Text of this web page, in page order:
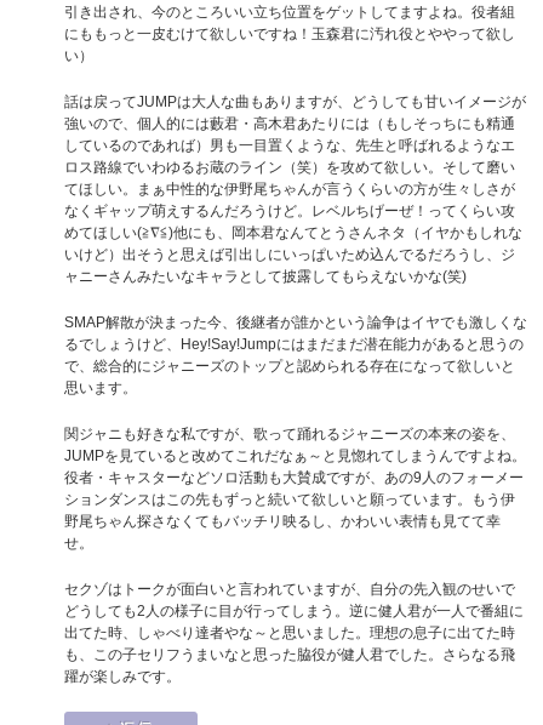
引き出され、今のところいい立ち位置をゲットしてますよね。役者組
にももっと一皮むけて欲しいですね！玉森君に汚れ役とややって欲し
い）
話は戻ってJUMPは大人な曲もありますが、どうしても甘いイメージが
強いので、個人的には藪君・高木君あたりには（もしそっちにも精通
しているのであれば）男も一目置くような、先生と呼ばれるようなエ
ロス路線でいわゆるお蔵のライン（笑）を攻めて欲しい。そして磨い
てほしい。まぁ中性的な伊野尾ちゃんが言うくらいの方が生々しさが
なくギャップ萌えするんだろうけど。レベルちげーぜ！ってくらい攻
めてほしい(≧∇≦)他にも、岡本君なんてとうさんネタ（イヤかもしれな
いけど）出そうと思えば引出しにいっぱいため込んでるだろうし、ジ
ャニーさんみたいなキャラとして披露してもらえないかな(笑)
SMAP解散が決まった今、後継者が誰かという論争はイヤでも激しくな
るでしょうけど、Hey!Say!Jumpにはまだまだ潜在能力があると思うの
で、総合的にジャニーズのトップと認められる存在になって欲しいと
思います。
関ジャニも好きな私ですが、歌って踊れるジャニーズの本来の姿を、
JUMPを見ていると改めてこれだなぁ～と見惚れてしまうんですよね。
役者・キャスターなどソロ活動も大賛成ですが、あの9人のフォーメー
ションダンスはこの先もずっと続いて欲しいと願っています。もう伊
野尾ちゃん探さなくてもバッチリ映るし、かわいい表情も見てて幸
せ。
セクゾはトークが面白いと言われていますが、自分の先入観のせいで
どうしても2人の様子に目が行ってしまう。逆に健人君が一人で番組に
出てた時、しゃべり達者やな～と思いました。理想の息子に出てた時
も、この子セリフうまいなと思った脇役が健人君でした。さらなる飛
躍が楽しみです。